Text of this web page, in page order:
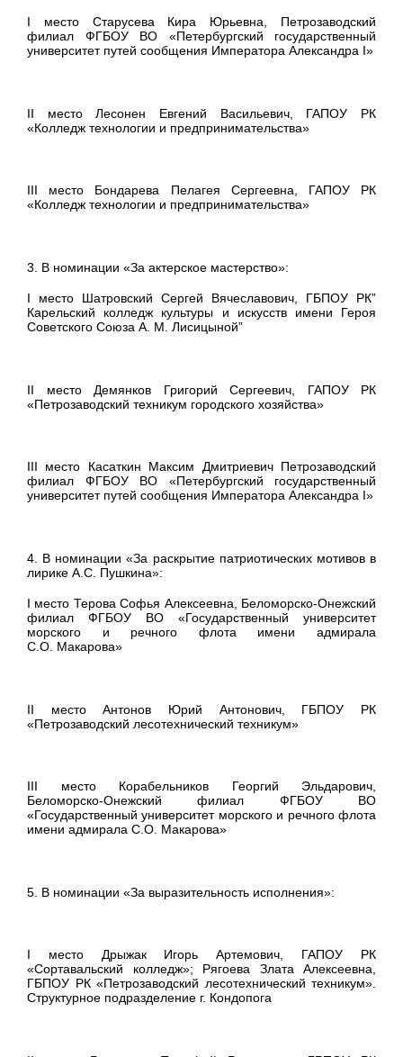
I место Старусева Кира Юрьевна, Петрозаводский
филиал ФГБОУ ВО «Петербургский государственный
университет путей сообщения Императора Александра I»
II место Лесонен Евгений Васильевич, ГАПОУ РК
«Колледж технологии и предпринимательства»
III место Бондарева Пелагея Сергеевна, ГАПОУ РК
«Колледж технологии и предпринимательства»
3. В номинации «За актерское мастерство»:
I место Шатровский Сергей Вячеславович, ГБПОУ РК”
Карельский колледж культуры и искусств имени Героя
Советского Союза А. М. Лисицыной”
II место Демянков Григорий Сергеевич, ГАПОУ РК
«Петрозаводский техникум городского хозяйства»
III место Касаткин Максим Дмитриевич Петрозаводский
филиал ФГБОУ ВО «Петербургский государственный
университет путей сообщения Императора Александра I»
4. В номинации «За раскрытие патриотических мотивов в
лирике А.С. Пушкина»:
I место Терова Софья Алексеевна, Беломорско-Онежский
филиал ФГБОУ ВО «Государственный университет
морского и речного флота имени адмирала
С.О. Макарова»
II место Антонов Юрий Антонович, ГБПОУ РК
«Петрозаводский лесотехнический техникум»
III место Корабельников Георгий Эльдарович,
Беломорско-Онежский филиал ФГБОУ ВО
«Государственный университет морского и речного флота
имени адмирала С.О. Макарова»
5. В номинации «За выразительность исполнения»:
I место Дрыжак Игорь Артемович, ГАПОУ РК
«Сортавальский колледж»; Рягоева Злата Алексеевна,
ГБПОУ РК «Петрозаводский лесотехнический техникум».
Структурное подразделение г. Кондопога